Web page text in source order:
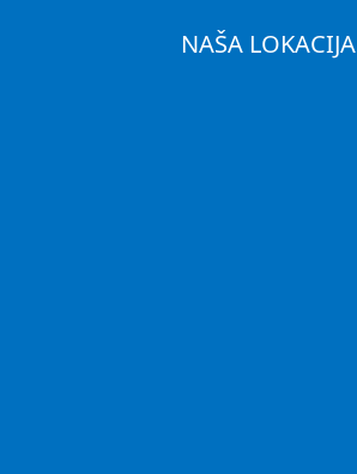
NAŠA LOKACIJA